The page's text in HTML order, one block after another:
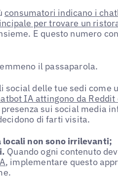
consumatori indicano i
per trovare un
E questo numero
il passaparola.
delle tue sedi come
IA attingono da Reddit
sui social media
di farti visita.
locali non sono irrilevanti;
Quando ogni contenuto
, implementare questo